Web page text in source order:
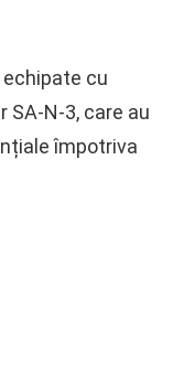
cu
SA-N-3, care au
împotriva